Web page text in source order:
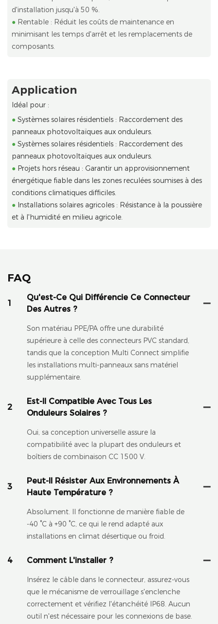
d'installation jusqu'à 50 %.
●Rentable : Réduit les coûts de maintenance en
minimisant les temps d'arrêt et les remplacements de
composants.
Application
Idéal pour :
● Systèmes solaires résidentiels : Raccordement des
panneaux photovoltaïques aux onduleurs.
●Systèmes solaires résidentiels : Raccordement des
panneaux photovoltaïques aux onduleurs.
● Projets hors réseau : Garantir un approvisionnement
énergétique fiable dans les zones reculées soumises à des
conditions climatiques difficiles.
● Installations solaires agricoles : Résistance à la poussière
et à l'humidité en milieu agricole.
FAQ
1
Qu'est-Ce Qui Différencie Ce Connecteur
Des Autres ?
Son matériau PPE/PA offre une durabilité
supérieure à celle des connecteurs PVC standard,
tandis que la conception Multi Connect simplifie
les installations multi-panneaux sans matériel
supplémentaire.
2
Est-Il Compatible Avec Tous Les
Onduleurs Solaires ?
Oui, sa conception universelle assure la
compatibilité avec la plupart des onduleurs et
boîtiers de combinaison CC 1500 V.
3
Peut-Il Résister Aux Environnements À
Haute Température ?
Absolument. Il fonctionne de manière fiable de
-40 °C à +90 °C, ce qui le rend adapté aux
installations en climat désertique ou froid.
4 Comment L'installer ?
Insérez le câble dans le connecteur, assurez-vous
que le mécanisme de verrouillage s'enclenche
correctement et vérifiez l'étanchéité IP68. Aucun
outil n'est nécessaire pour les connexions de base.